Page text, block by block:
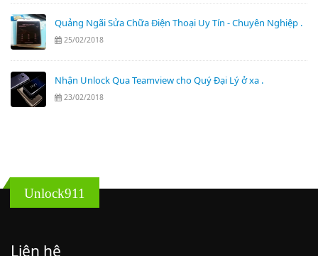
Quảng Ngãi Sửa Chữa Điện Thoại Uy Tín - Chuyên Nghiệp .
25/02/2018
Nhận Unlock Qua Teamview cho Quý Đại Lý ở xa .
23/02/2018
Unlock911
Liên hệ